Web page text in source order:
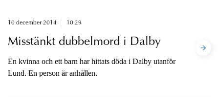
10 december 2014 10.29
Misstänkt dubbelmord i Dalby
En kvinna och ett barn har hittats döda i Dalby utanför
Lund. En person är anhållen.